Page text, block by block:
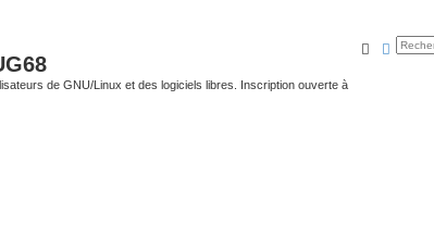
de GNU/Linux et des logiciels libres. Inscription ouverte à